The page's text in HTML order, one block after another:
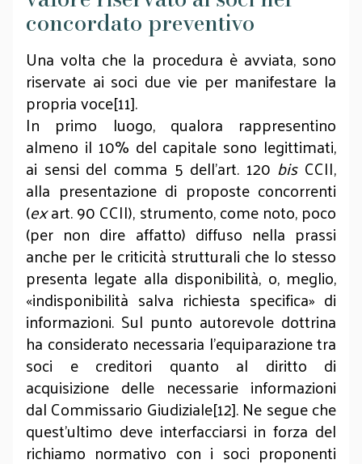
concordato preventivo
Una volta che la procedura è avviata, sono
riservate ai soci due vie per manifestare la
propria voce[11].
In primo luogo, qualora rappresentino
almeno il 10% del capitale sono legittimati,
ai sensi del comma 5 dell’art. 120 bisCCII,
alla presentazione di proposte concorrenti
(exart. 90 CCII), strumento, come noto, poco
(per non dire affatto) diffuso nella prassi
anche per le criticità strutturali che lo stesso
presenta legate alla disponibilità, o, meglio,
«indisponibilità salva richiesta specifica» di
informazioni. Sul punto autorevole dottrina
ha considerato necessaria l’equiparazione tra
soci e creditori quanto al diritto di
acquisizione delle necessarie informazioni
dal Commissario Giudiziale[12]. Ne segue che
quest’ultimo deve interfacciarsi in forza del
richiamo normativo con i soci proponenti